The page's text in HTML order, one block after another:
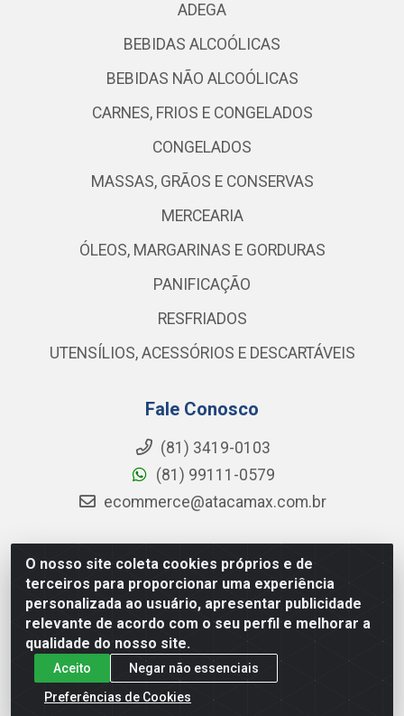
O nosso site coleta cookies próprios e de
terceiros para proporcionar uma experiência
personalizada ao usuário, apresentar publicidade
relevante de acordo com o seu perfil e melhorar a
qualidade do nosso site.
Aceito
Negar não essenciais
Preferências de Cookies
ADEGA
BEBIDAS ALCOÓLICAS
BEBIDAS NÃO ALCOÓLICAS
CARNES, FRIOS E CONGELADOS
CONGELADOS
MASSAS, GRÃOS E CONSERVAS
MERCEARIA
ÓLEOS, MARGARINAS E GORDURAS
PANIFICAÇÃO
RESFRIADOS
UTENSÍLIOS, ACESSÓRIOS E DESCARTÁVEIS
Fale Conosco
(81) 3419-0103
(81) 99111-0579
ecommerce@atacamax.com.br
Atacamax Importadora de Alimentos LTDA - RODOVIA BR-
101 - SUL, KM 79,60 GP E GALPAO:D - Muribeca, Jaboatão dos
Guararapes - PE, 54355-010 - CNPJ 08.305.623/0001-84